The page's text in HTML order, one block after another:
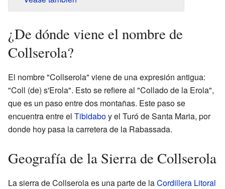
¿De dónde viene el nombre de
Collserola?
El nombre "Collserola" viene de una expresión antigua:
"Coll (de) s'Erola". Esto se refiere al "Collado de la Erola",
que es un paso entre dos montañas. Este paso se
encuentra entre el Tibidaboy el Turó de Santa Maria, por
donde hoy pasa la carretera de la Rabassada.
Geografía de la Sierra de Collserola
La sierra de Collserola es una parte de laCordillera Litoral